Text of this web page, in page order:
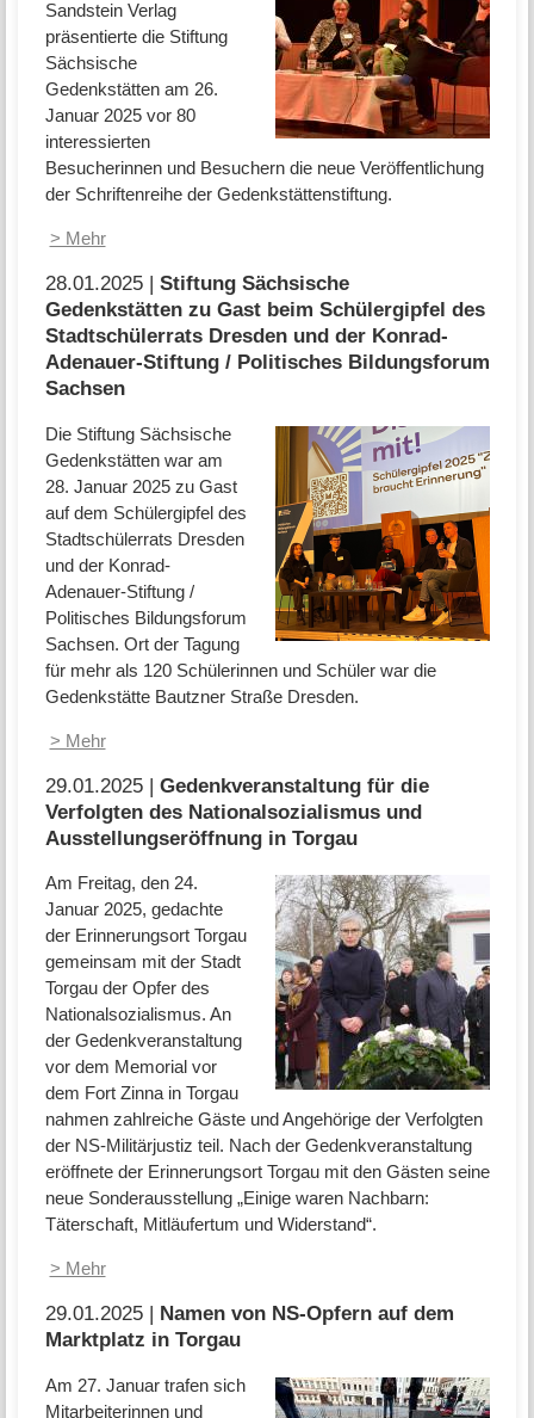
Sandstein Verlag
präsentierte die Stiftung
Sächsische
Gedenkstätten am 26.
Januar 2025 vor 80
interessierten
Besucherinnen und Besuchern die neue Veröffentlichung
der Schriftenreihe der Gedenkstättenstiftung.
> Mehr
28.01.2025 | Stiftung Sächsische
Gedenkstätten zu Gast beim Schülergipfel des
Stadtschülerrats Dresden und der Konrad-
Adenauer-Stiftung / Politisches Bildungsforum
Sachsen
Die Stiftung Sächsische
Gedenkstätten war am
28. Januar 2025 zu Gast
auf dem Schülergipfel des
Stadtschülerrats Dresden
und der Konrad-
Adenauer-Stiftung /
Politisches Bildungsforum
Sachsen. Ort der Tagung
für mehr als 120 Schülerinnen und Schüler war die
Gedenkstätte Bautzner Straße Dresden.
> Mehr
29.01.2025 | Gedenkveranstaltung für die
Verfolgten des Nationalsozialismus und
Ausstellungseröffnung in Torgau
Am Freitag, den 24.
Januar 2025, gedachte
der Erinnerungsort Torgau
gemeinsam mit der Stadt
Torgau der Opfer des
Nationalsozialismus. An
der Gedenkveranstaltung
vor dem Memorial vor
dem Fort Zinna in Torgau
nahmen zahlreiche Gäste und Angehörige der Verfolgten
der NS-Militärjustiz teil. Nach der Gedenkveranstaltung
eröffnete der Erinnerungsort Torgau mit den Gästen seine
neue Sonderausstellung „Einige waren Nachbarn:
Täterschaft, Mitläufertum und Widerstand“.
> Mehr
29.01.2025 | Namen von NS-Opfern auf dem
Marktplatz in Torgau
Am 27. Januar trafen sich
Mitarbeiterinnen und